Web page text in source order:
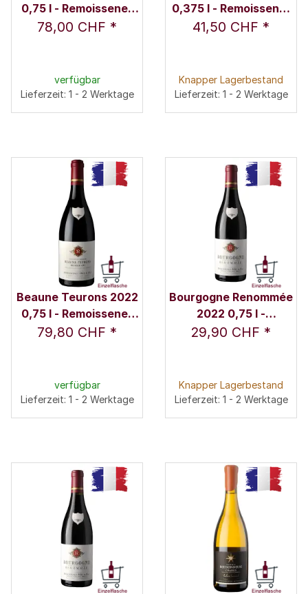
0,75 l - Remoissenet
Père & Fils
78,00 CHF *
verfügbar
Lieferzeit: 1 - 2 Werktage
0,375 l - Remoissenet
Père & Fils
41,50 CHF *
Knapper Lagerbestand
Lieferzeit: 1 - 2 Werktage
Beaune Teurons 2022
0,75 l - Remoissenet
Père & Fils
79,80 CHF *
verfügbar
Lieferzeit: 1 - 2 Werktage
Bourgogne Renommée
2022 0,75 l -
Remoissenet Père &
29,90 CHF *
Knapper Lagerbestand
Lieferzeit: 1 - 2 Werktage